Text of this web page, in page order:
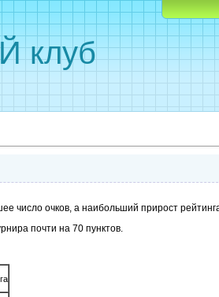
клуб
число очков, а наибольший прирост
почти на 70 пунктов.